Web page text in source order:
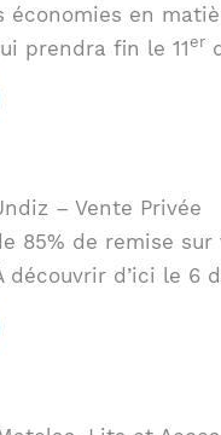
économies en
prendra fin le 11er
– Vente Privée
85% de remise
découvrir d’ici le 6